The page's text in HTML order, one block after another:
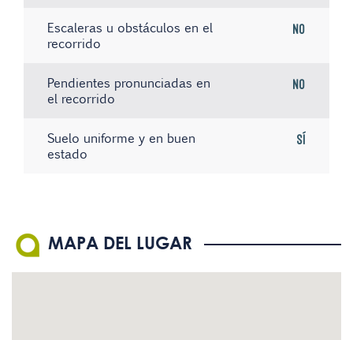
Escaleras u obstáculos en el
recorrido
No
Pendientes pronunciadas en
el recorrido
No
Suelo uniforme y en buen
estado
Sí
MAPA DEL LUGAR